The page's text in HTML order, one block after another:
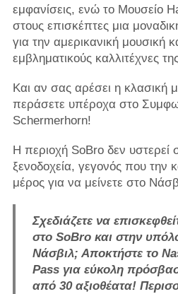
εμφανίσεις, ενώ το Μουσείο
στους επισκέπτες μια
για την αμερικανική μουσική
εμβληματικούς καλλιτέχνες
Και αν σας αρέσει η κλασική
περάσετε υπέροχα στο
Schermerhorn!
Η περιοχή SoBro δεν υστερεί
ξενοδοχεία, γεγονός που την
μέρος για να μείνετε στο
Σχεδιάζετε να
στο SoBro και στην
Νάσβιλ; Αποκτήστε το
Pass για εύκολη
από 30 αξιοθέατα!